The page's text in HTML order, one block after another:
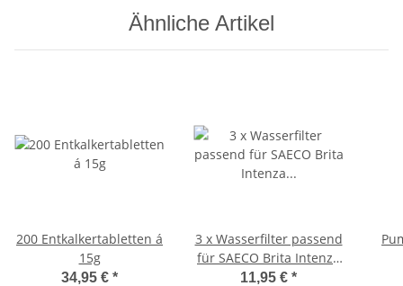
Ähnliche Artikel
200 Entkalkertabletten á
15g
34,95 € *
3 x Wasserfilter passend
für SAECO Brita Intenza
+Aqua Prima
11,95 € *